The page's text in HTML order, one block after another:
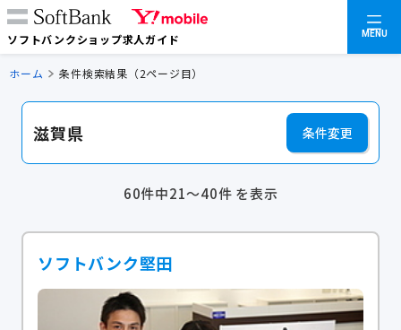
ソフトバンクショップ求人ガイド MENU
ホーム 条件検索結果（2ページ目）
滋賀県 条件変更
60件中21～40件 を表示
ソフトバンク堅田